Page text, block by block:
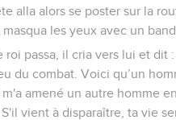
alla alors se poster sur la
les yeux avec un
roi passa, il cria vers lui et dit
du combat. Voici qu’un
amené un autre homme
vient à disparaître, ta vie